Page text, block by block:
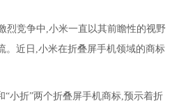
烈竞争中,小米一直以其前瞻性的视野
。近日,小米在折叠屏手机领域的商标
“小折”两个折叠屏手机商标,预示着折